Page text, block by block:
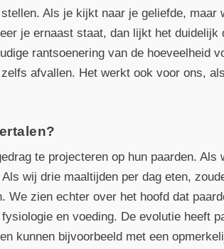
Als je kijkt naar je geliefde, maar
je ernaast staat, dan lijkt het
rantsoenering van de hoeveelheid
afvallen. Het werkt ook voor ons,
te projecteren op hun paarden.
wij drie maaltijden per dag eten,
We zien echter over het hoofd dat
en voeding. De evolutie heeft
kunnen bijvoorbeeld met een